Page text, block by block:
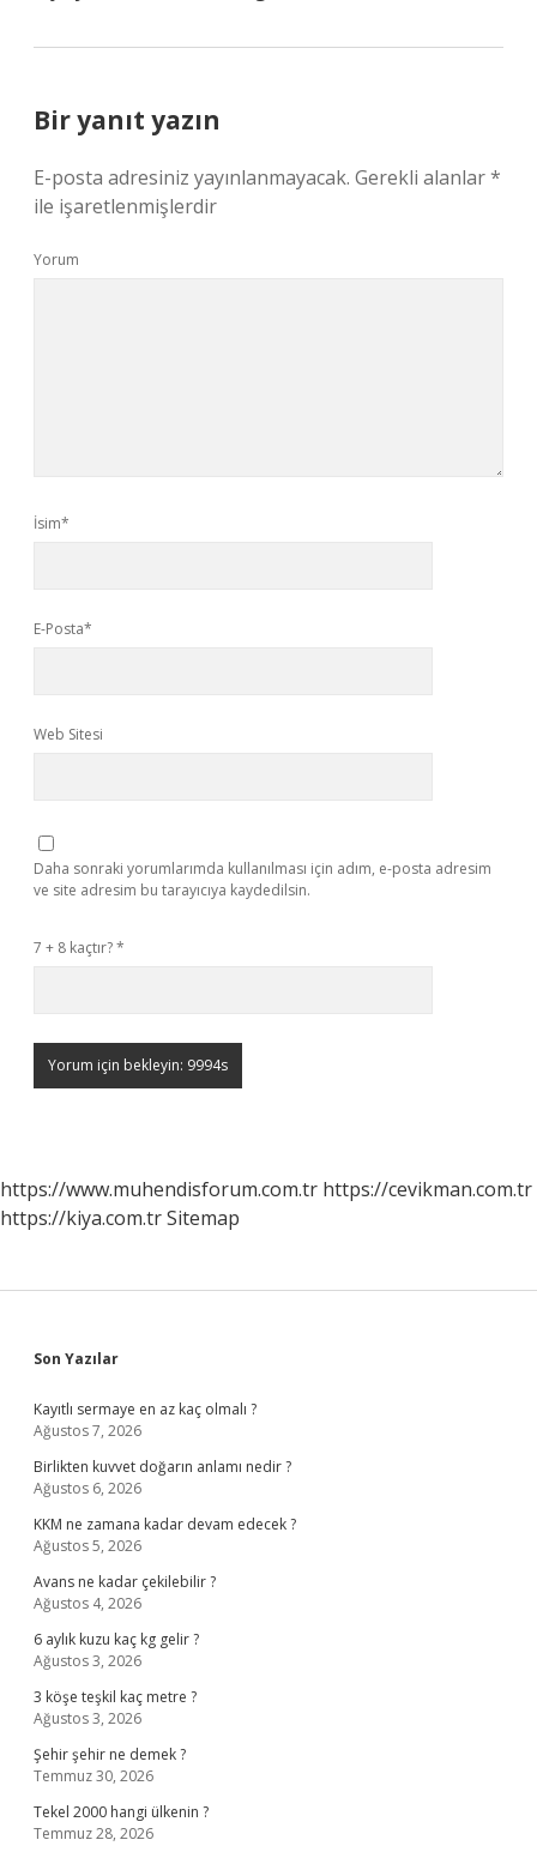
Bir yanıt yazın
E-posta adresiniz yayınlanmayacak. Gerekli alanlar*
ile işaretlenmişlerdir
Yorum
İsim*
E-Posta*
Web Sitesi
Daha sonraki yorumlarımda kullanılması için adım, e-posta adresim
ve site adresim bu tarayıcıya kaydedilsin.
7 + 8 kaçtır?*
https://www.muhendisforum.com.tr https://cevikman.com.tr
https://kiya.com.trSitemap
Sidebar
Son Yazılar
Kayıtlı sermaye en az kaç olmalı ?
Ağustos 7, 2026
Birlikten kuvvet doğarın anlamı nedir ?
Ağustos 6, 2026
KKM ne zamana kadar devam edecek ?
Ağustos 5, 2026
Avans ne kadar çekilebilir ?
Ağustos 4, 2026
6 aylık kuzu kaç kg gelir ?
Ağustos 3, 2026
3 köşe teşkil kaç metre ?
Ağustos 3, 2026
Şehir şehir ne demek ?
Temmuz 30, 2026
Tekel 2000 hangi ülkenin ?
Temmuz 28, 2026